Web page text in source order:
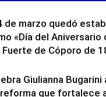
de marzo quedó
«Día del Aniversario
Fuerte de Cóporo de
Giulianna
que fortalece